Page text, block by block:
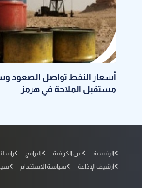
أسعار النفط تواصل الصعود
مستقبل الملاحة في هرمز
الرئيسية عن الكوفية البرامج راسلنا
أرشيف الإذاعة
سياسة الاستخدام